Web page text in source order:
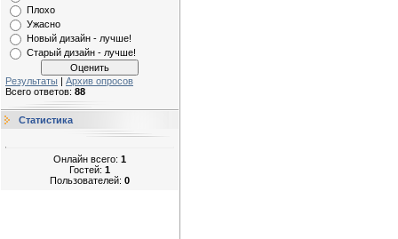
Плохо
Ужасно
Новый дизайн - лучше!
Старый дизайн - лучше!
Результаты | Архив опросов
Всего ответов: 88
Статистика
Онлайн всего: 1
Гостей: 1
Пользователей: 0